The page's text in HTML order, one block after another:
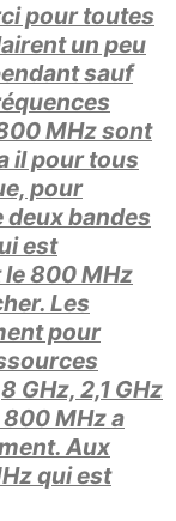
pour toutes
un peu
sauf
MHz sont
il pour tous
pour
deux bandes
est
le 800 MHz
Les
pour
GHz, 2,1 GHz
MHz a
Aux
qui est